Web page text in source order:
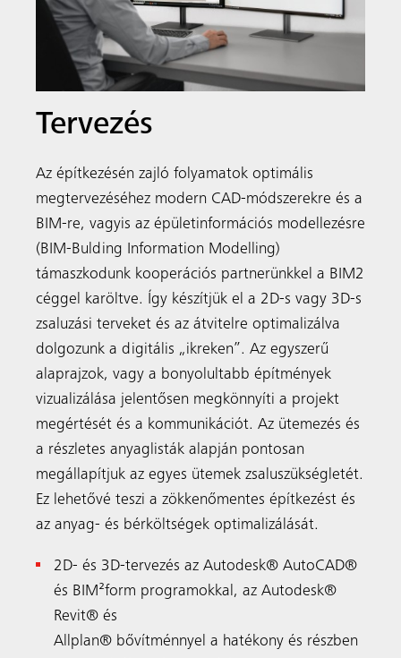
Tervezés
Az építkezésén zajló folyamatok optimális
megtervezéséhez modern CAD-módszerekre és a
BIM-re, vagyis az épületinformációs modellezésre
(BIM-Bulding Information Modelling)
támaszkodunk kooperációs partnerünkkel a BIM2
céggel karöltve. Így készítjük el a 2D-s vagy 3D-s
zsaluzási terveket és az átvitelre optimalizálva
dolgozunk a digitális „ikreken”. Az egyszerű
alaprajzok, vagy a bonyolultabb építmények
vizualizálása jelentősen megkönnyíti a projekt
megértését és a kommunikációt. Az ütemezés és
a részletes anyaglisták alapján pontosan
megállapítjuk az egyes ütemek zsaluszükségletét.
Ez lehetővé teszi a zökkenőmentes építkezést és
az anyag- és bérköltségek optimalizálását.
2D- és 3D-tervezés az Autodesk® AutoCAD®
és BIM²form programokkal, az Autodesk®
Revit® és
Allplan® bővítménnyel a hatékony és részben
Keresés